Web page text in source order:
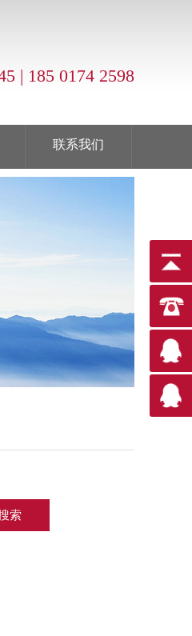
| 185 0174 2598
联系我们